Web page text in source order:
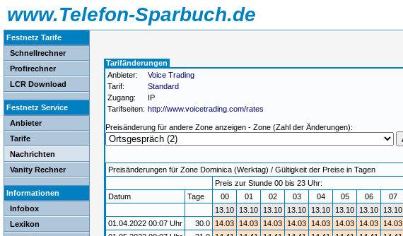
www.Telefon-Sparbuch.de
Festnetz Tarife
Schnellrechner
Profirechner
LCR Download
Festnetz Service
Anbieter
Tarife
Nachrichten
Vanity Rechner
Informationen
Infobox
Lexikon
Tarifänderungen
Anbieter:
Voice Trading
Tarif:
Standard
Zugang:
IP
Tarifseiten: http://www.voicetrading.com/rates
Preisänderung für andere Zone anzeigen - Zone (Zahl der Änderungen):
Preisänderungen für Zone Dominica (Werktag) / Gültigkeit der Preise in Tagen
Preis zur Stunde 00 bis 23 Uhr:
Datum
Tage 00 01 02 03 04 05 06 07
13.10
13.10 13.10 13.10 13.10 13.10 13.10 13.10
01.04.2022 00:07 Uhr
30.0 14.03 14.03 14.03 14.03 14.03 14.03 14.03 14.03